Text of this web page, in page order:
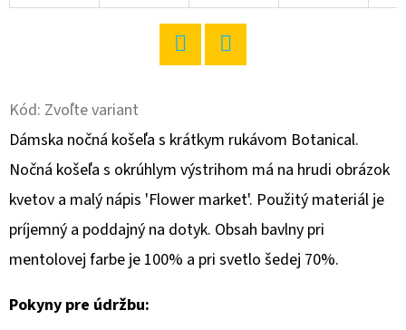
Kód: Zvoľte variant
Dámska nočná košeľa s krátkym rukávom Botanical.
Nočná košeľa s okrúhlym výstrihom má na hrudi obrázok
kvetov a malý nápis 'Flower market'. Použitý materiál je
príjemný a poddajný na dotyk. Obsah bavlny pri
mentolovej farbe je 100% a pri svetlo šedej 70%.
Pokyny pre údržbu:
Ú
Č
A
M
E
DÁMSKE
DOMÁCE
S
KRÁTKYM